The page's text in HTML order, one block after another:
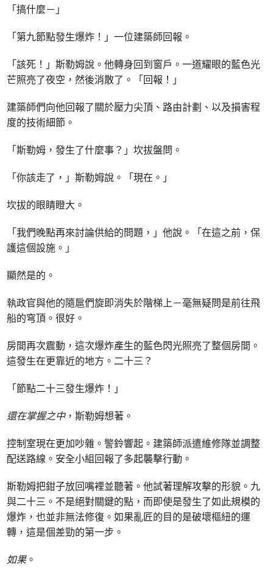
「搞什麼－」
「第九節點發生爆炸！」一位建築師回報。
「該死！」斯勒姆說。他轉身回到窗戶。一道耀眼的藍色光
芒照亮了夜空，然後消散了。「回報！」
建築師們向他回報了關於壓力尖頂、路由計劃、以及損害程
度的技術細節。
「斯勒姆，發生了什麼事？」坎拔盤問。
「你該走了，」斯勒姆說。「現在。」
坎拔的眼睛瞪大。
「我們晚點再來討論供給的問題，」他說。「在這之前，保
護這個設施。」
顯然是的。
執政官與他的隨扈們旋即消失於階梯上－毫無疑問是前往飛
船的穹頂。很好。
房間再次震動，這次爆炸產生的藍色閃光照亮了整個房間。
這發生在更靠近的地方。二十三？
「節點二十三發生爆炸！」
還在掌握之中，斯勒姆想著。
控制室現在更加吵雜。警鈴響起。建築師派遣維修隊並調整
配送路線。安全小組回報了多起襲擊行動。
斯勒姆把鉗子放回嘴裡並聽著。他試著理解攻擊的形貌。九
與二十三。不是絕對關鍵的點，而即使是發生了如此規模的
爆炸，也並非無法修復。如果亂匠的目的是破壞樞紐的運
轉，這是個差勁的第一步。
如果。